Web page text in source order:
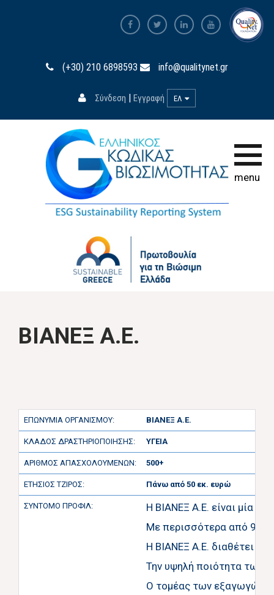
Αρχική σελίδα
Ο Κώδικας
Εκπαίδευση
Βάση Δεδομένων
(+30) 210 6898593 info@qualitynet.gr
Σύνδεση Εγγραφή ΕΛ
menu
ΒΙΑΝΕΞ Α.Ε.
ΕΠΩΝΥΜΙΑ ΟΡΓΑΝΙΣΜΟΥ: ΒΙΑΝΕΞ Α.Ε.
ΚΛΑΔΟΣ ΔΡΑΣΤΗΡΙΟΠΟΙΗΣΗΣ: ΥΓΕΙΑ
ΑΡΙΘΜΟΣ ΑΠΑΣΧΟΛΟΥΜΕΝΩΝ: 500+
ΕΤΗΣΙΟΣ ΤΖΙΡΟΣ: Πάνω από 50 εκ. ευρώ
ΣΥΝΤΟΜΟ ΠΡΟΦΙΛ:
Η ΒΙΑΝΕΞ A.E. είναι μία
Με περισσότερα από 95
Η ΒΙΑΝΕΞ Α.Ε. διαθέτει
Την υψηλή ποιότητα των
Ο τομέας των εξαγωγών